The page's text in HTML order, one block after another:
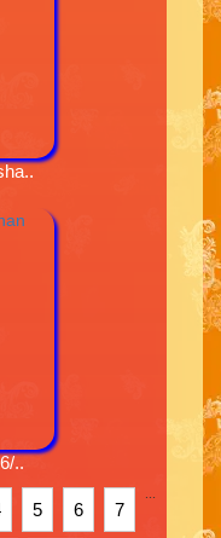
..
5 6 7